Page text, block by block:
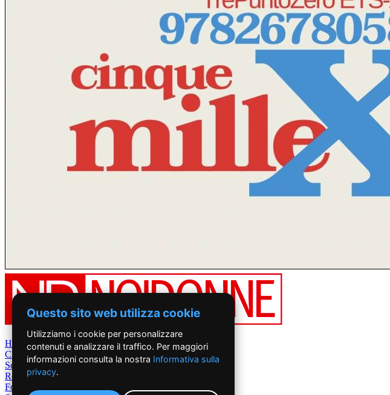
Home
Chi Siamo
Settimanale
Rete News
Foto&Video
Questo sito web utilizza cookie
Utilizziamo i cookie per personalizzare
contenuti e analizzare il traffico. Per maggiori
informazioni consulta la nostra Informativa sulla
privacy.